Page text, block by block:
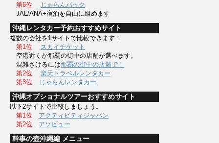
第6位
じゃらんパック
JAL/ANA+宿泊を自由に組めます
沖縄レンタカー予約おすすめサイト
複数の会社を1サイトで比較できます！
第1位
スカイチケット
空港近くか那覇の街中の店舗が選べます。
混雑さけるには那覇の街中の店舗で！
第2位
楽天トラベルレンタカー
第3位
じゃらんレンタカー
沖縄オプショナルツアーおすすめサイト
以下2サイトで比較しましょう。
第1位
アクティビティジャパン
第2位
アソビュー
幹事の壺沖縄編 メニュー